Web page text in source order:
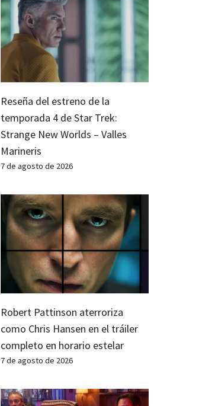
Reseña del estreno de la
temporada 4 de Star Trek:
Strange New Worlds – Valles
Marineris
7 de agosto de 2026
Robert Pattinson aterroriza
como Chris Hansen en el tráiler
completo en horario estelar
7 de agosto de 2026